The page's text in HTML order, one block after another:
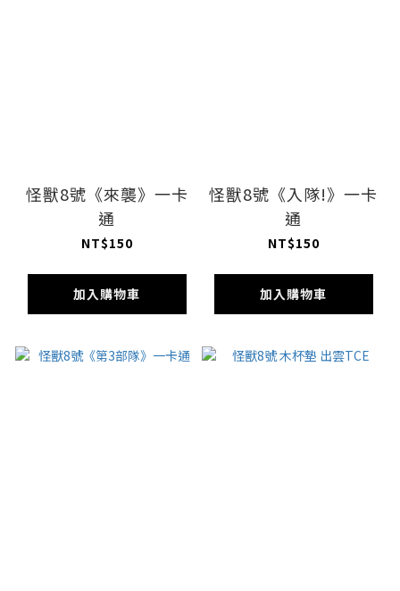
怪獸8號《來襲》一卡
通
NT$150
加入購物車
怪獸8號《入隊!》一卡
通
NT$150
加入購物車